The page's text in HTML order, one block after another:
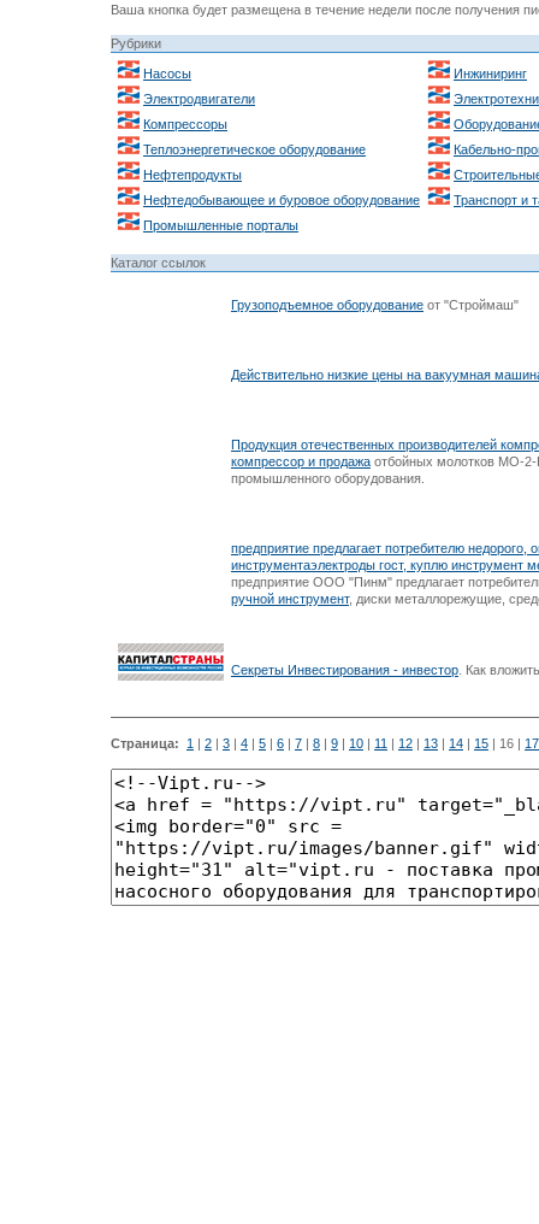
Ваша кнопка будет размещена в течение недели после получения
Рубрики
Насосы
Электродвигатели
Компрессоры
Теплоэнергетическое оборудование
Нефтепродукты
Нефтедобывающее и буровое оборудование
Промышленные порталы
Инжиниринг
Кабельно-
Транспорт и
Каталог ссылок
Грузоподъемное оборудование от "Строймаш"
Действительно низкие цены на вакуумная
Продукция отечественных производителей
компрессор и продажа отбойных молотков МО-2-
промышленного оборудования.
предприятие предлагает потребителю недорого,
инструментаэлектроды гост, куплю инструмент
предприятие ООО "Пинм" предлагает
ручной инструмент, диски металлорежущие,
Секреты Инвестирования - инвестор . Как
Страница: 1 | 2 | 3 | 4 | 5 | 6 | 7 | 8 | 9 | 10 | 11 | 12 | 13 | 14 | 15 | 16 | 17